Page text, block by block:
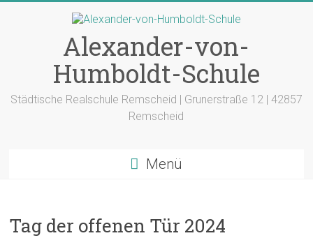
Alexander-von-
Humboldt-Schule
Städtische Realschule Remscheid | Grunerstraße 12 | 42857
Remscheid
Menü
Tag der offenen Tür 2024